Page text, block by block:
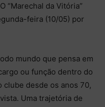
“Marechal da Vitória”
feira (10/05) por
mundo que pensa em
ou função dentro do
clube desde os anos 70,
Uma trajetória de